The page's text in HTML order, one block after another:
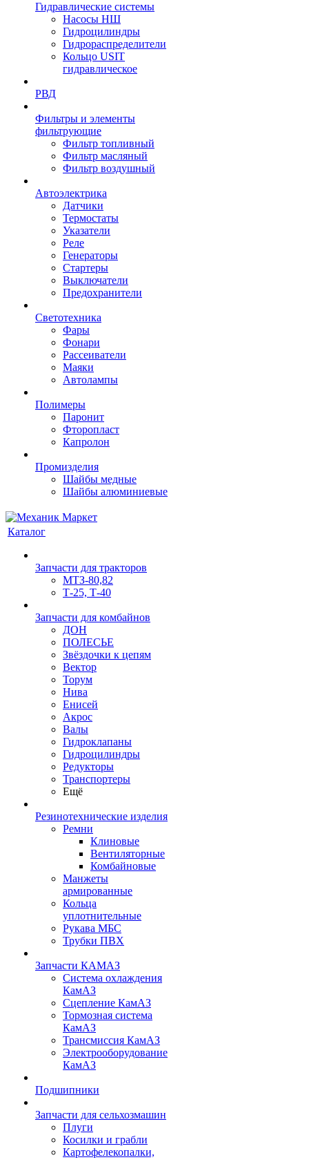
Гидравлические системы
Насосы НШ
Гидроцилиндры
Гидрораспределители
Кольцо USIT
гидравлическое
РВД
Фильтры и элементы
фильтрующие
Фильтр топливный
Фильтр масляный
Фильтр воздушный
Автоэлектрика
Датчики
Термостаты
Указатели
Реле
Генераторы
Стартеры
Выключатели
Предохранители
Светотехника
Фары
Фонари
Рассеиватели
Маяки
Автолампы
Полимеры
Паронит
Фторопласт
Капролон
Промизделия
Шайбы медные
Шайбы алюминиевые
Каталог
Запчасти для тракторов
МТЗ-80,82
Т-25, Т-40
Запчасти для комбайнов
ДОН
ПОЛЕСЬЕ
Звёздочки к цепям
Вектор
Торум
Нива
Енисей
Акрос
Валы
Гидроклапаны
Гидроцилиндры
Редукторы
Транспортеры
Ещё
Резинотехнические изделия
Ремни
Клиновые
Вентиляторные
Комбайновые
Манжеты
армированные
Кольца
уплотнительные
Рукава МБС
Трубки ПВХ
Запчасти КАМАЗ
Система охлаждения
КамАЗ
Сцепление КамАЗ
Тормозная система
КамАЗ
Трансмиссия КамАЗ
Электрооборудование
КамАЗ
Подшипники
Запчасти для сельхозмашин
Плуги
Косилки и грабли
Картофелекопалки,